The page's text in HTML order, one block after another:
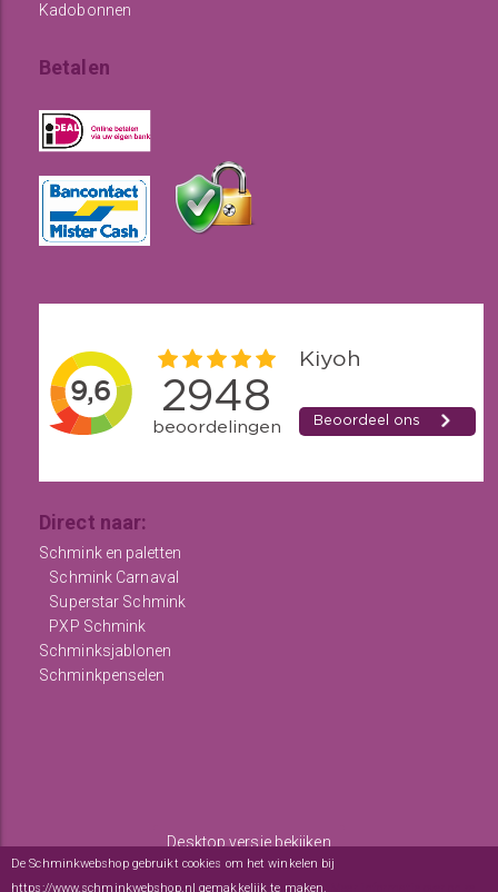
Kadobonnen
Betalen
Direct naar:
Schmink en paletten
Schmink Carnaval
Superstar Schmink
PXP Schmink
Schminksjablonen
Schminkpenselen
Desktop versie bekijken
De Schminkwebshop gebruikt cookies om het winkelen bij
https://www.schminkwebshop.nl gemakkelijk te maken.